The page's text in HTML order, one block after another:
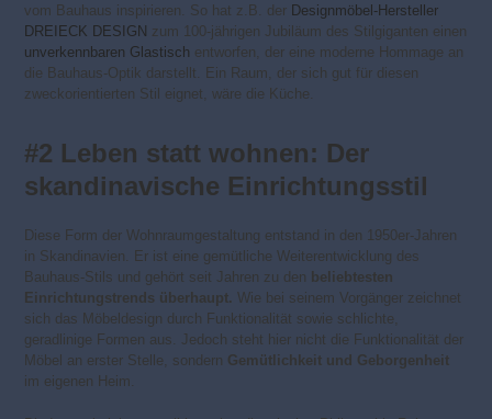
vom Bauhaus inspirieren. So hat z.B. der Designmöbel-Hersteller
DREIECK DESIGN zum 100-jährigen Jubiläum des Stilgiganten einen
unverkennbaren Glastisch entworfen, der eine moderne Hommage an
die Bauhaus-Optik darstellt. Ein Raum, der sich gut für diesen
zweckorientierten Stil eignet, wäre die Küche.
#2 Leben statt wohnen: Der
skandinavische Einrichtungsstil
Diese Form der Wohnraumgestaltung entstand in den 1950er-Jahren
in Skandinavien. Er ist eine gemütliche Weiterentwicklung des
Bauhaus-Stils und gehört seit Jahren zu den beliebtesten
Einrichtungstrends überhaupt. Wie bei seinem Vorgänger zeichnet
sich das Möbeldesign durch Funktionalität sowie schlichte,
geradlinige Formen aus. Jedoch steht hier nicht die Funktionalität der
Möbel an erster Stelle, sondern Gemütlichkeit und Geborgenheit
im eigenen Heim.